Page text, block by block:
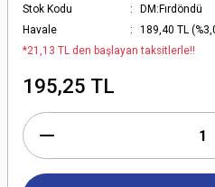
Stok Kodu
DM:Fırdöndü
Havale
189,40 TL
*21,13 TL den başlayan taksitlerle!!
195,25 TL